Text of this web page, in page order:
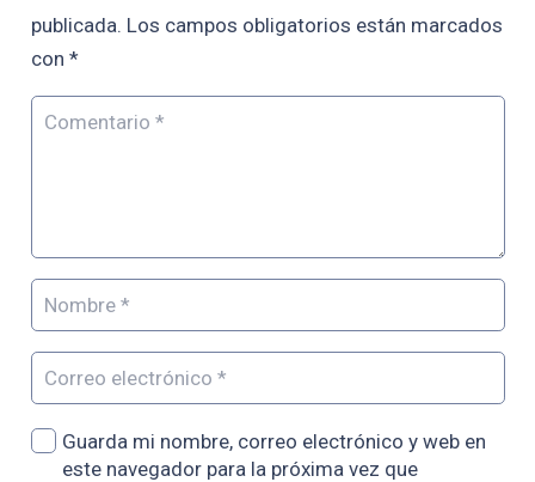
publicada. Los campos obligatorios están marcados
con *
Guarda mi nombre, correo electrónico y web en
este navegador para la próxima vez que